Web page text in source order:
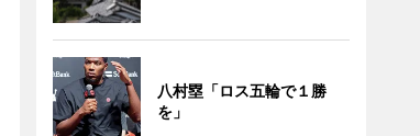
八村塁「ロス五輪で１勝
を」